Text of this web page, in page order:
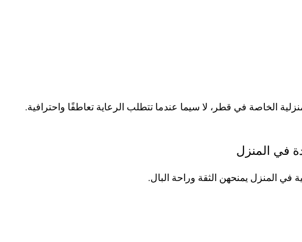
الخاصة في قطر، لا سيما عندما تتطلب الرعاية تعاطفًا واحترافية.
في المنزل يمنحهن الثقة وراحة البال.